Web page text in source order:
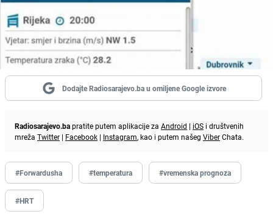
Dodajte Radiosarajevo.ba u omiljene Google izvore
Radiosarajevo.bapratite putem aplikacije za Android | iOS i društvenih
mreža Twitter | Facebook | Instagram, kao i putem našeg ViberChata.
#Forwardusha #temperatura #vremenska prognoza
#HRT